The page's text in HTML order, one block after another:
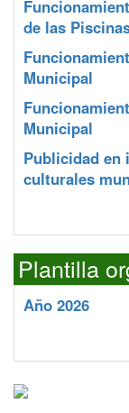
de las
Municipal
Municipal
Publicidad en
culturales
Plantilla
Año 2026